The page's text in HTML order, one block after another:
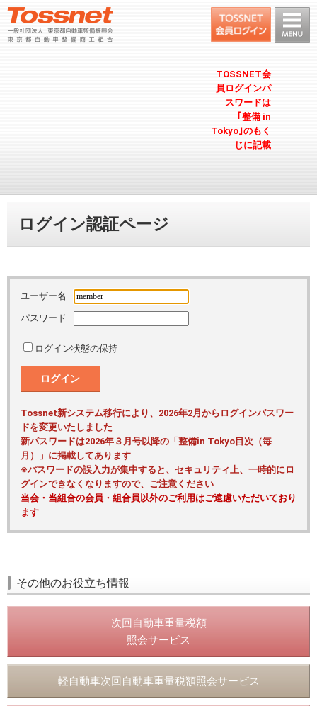
TOSSNET会
員ログインパ
スワードは
｢整備 in
Tokyo｣のもく
じに記載
ログイン認証ページ
ユーザー名
パスワード
ログイン状態の保持
ログイン
Tossnet新システム移行により、2026年2月からログインパスワー
ドを変更いたしました
新パスワードは2026年３月号以降の「整備in Tokyo目次（毎
月）」に掲載してあります
※パスワードの誤入力が集中すると、セキュリティ上、一時的にロ
グインできなくなりますので、ご注意ください
当会・当組合の会員・組合員以外のご利用はご遠慮いただいており
ます
その他のお役立ち情報
次回自動車重量税額
照会サービス
軽自動車次回自動車重量税額照会サービス